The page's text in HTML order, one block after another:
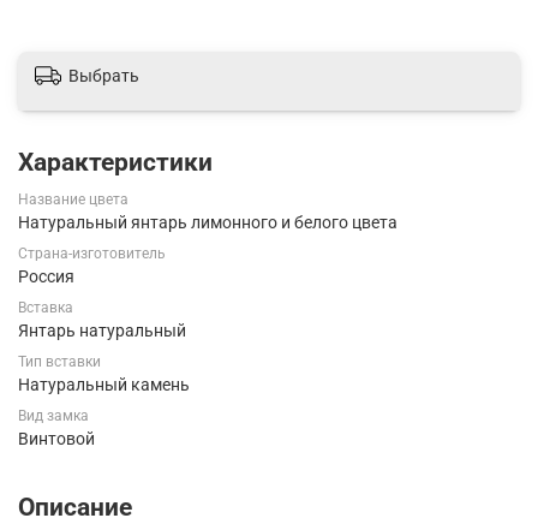
Выбрать
Характеристики
Название цвета
Натуральный янтарь лимонного и белого цвета
Страна-изготовитель
Россия
Вставка
Янтарь натуральный
Тип вставки
Натуральный камень
Вид замка
Винтовой
Описание